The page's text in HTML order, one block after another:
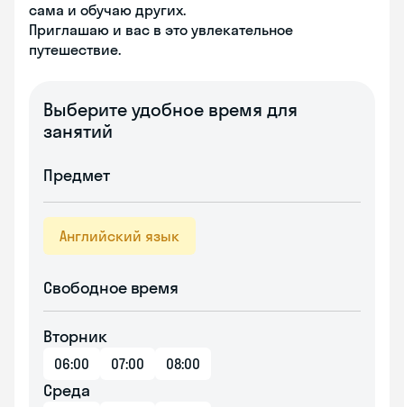
сама и обучаю других.
Приглашаю и вас в это увлекательное
путешествие.
Выберите удобное время для
занятий
Предмет
Английский язык
Свободное время
Вторник
06:00 07:00 08:00
Среда